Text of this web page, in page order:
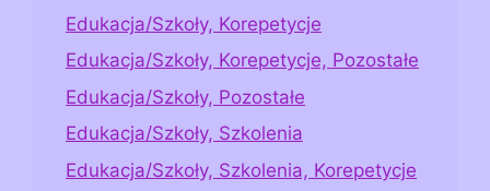
Edukacja/Szkoły, Korepetycje
Edukacja/Szkoły, Korepetycje, Pozostałe
Edukacja/Szkoły, Pozostałe
Edukacja/Szkoły, Szkolenia
Edukacja/Szkoły, Szkolenia, Korepetycje